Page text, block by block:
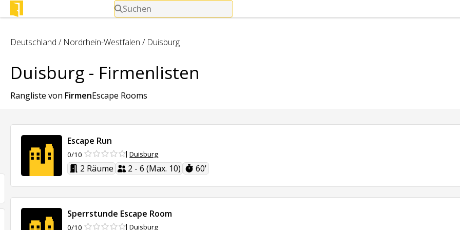
Suchen
Deutschland / Nordrhein-Westfalen / Duisburg
Duisburg - Firmenlisten
Rangliste von FirmenEscape Rooms
Escape Run
0/10 Duisburg
2 Räume 2 - 6 (Max. 10) 60'
Sperrstunde Escape Room
0/10 Duisburg